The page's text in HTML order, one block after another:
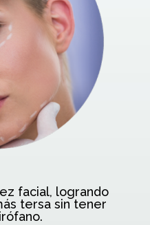
facial, logrando
tersa sin tener